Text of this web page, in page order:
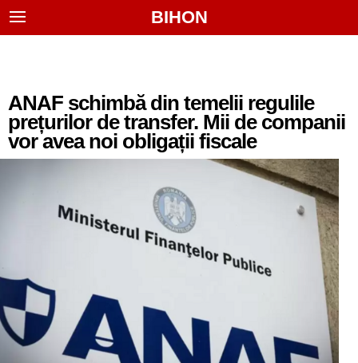
BIHON
ANAF schimbă din temelii regulile
prețurilor de transfer. Mii de companii
vor avea noi obligații fiscale